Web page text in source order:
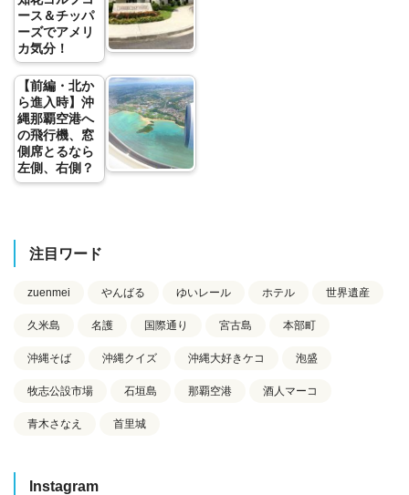
ース＆チッパ
ーズでアメリ
カ気分！
【前編・北か
ら進入時】沖
縄那覇空港へ
の飛行機、窓
側席とるなら
左側、右側？
注目ワード
zuenmei やんばる ゆいレール ホテル 世界遺産
久米島 名護 国際通り 宮古島 本部町
沖縄そば 沖縄クイズ 沖縄大好きケコ 泡盛
牧志公設市場 石垣島 那覇空港 酒人マーコ
青木さなえ 首里城
Instagram